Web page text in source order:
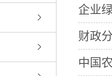
企业
财政
中国